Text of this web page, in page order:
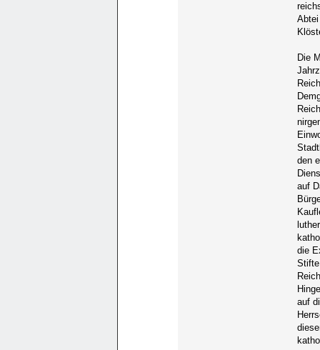
Die
den
auf
die
auf